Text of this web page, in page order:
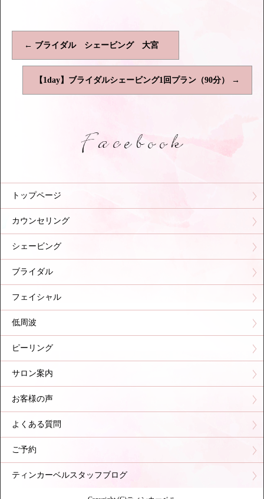
← ブライダル シェービング 大宮
【1day】ブライダルシェービング1回プラン（90分） →
トップページ
カウンセリング
シェービング
ブライダル
フェイシャル
低周波
ピーリング
サロン案内
お客様の声
よくある質問
ご予約
ティンカーベルスタッフブログ